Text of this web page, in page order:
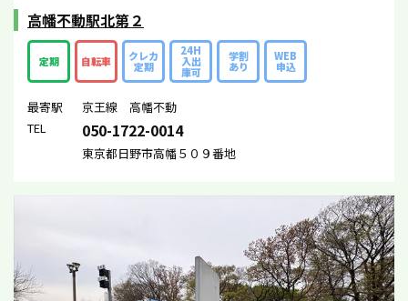
高幡不動駅北第２
定期 自転車 クレカ
定期
24H
入出
庫可
学割
あり
WEB
申込
最寄駅
京王線 高幡不動
TEL
050-1722-0014
東京都日野市高幡５０９番地